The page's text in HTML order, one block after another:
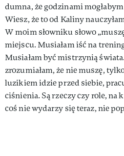
dumna, że godzinami
Wiesz, że to od Kaliny
W moim słowniku słowo
miejscu. Musiałam iść na
Musiałam być mistrzynią
zrozumiałam, że nie muszę,
luzikiem idzie przed siebie,
ciśnienia. Są rzeczy czy role, na
coś nie wydarzy się teraz, nie